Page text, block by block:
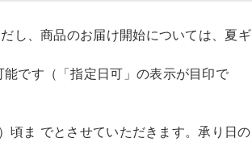
し、商品のお届け開始については、夏ギ
です（「指定日可」の表示が目印で
ま でとさせていただきます。承り日の